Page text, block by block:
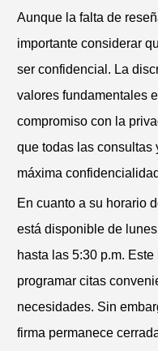
Aunque la falta de
importante considerar
ser confidencial. La
valores fundamentales
compromiso con la
que todas las consultas
máxima
En cuanto a su horario
está disponible de
hasta las 5:30 p.m.
programar citas
necesidades. Sin
firma permanece